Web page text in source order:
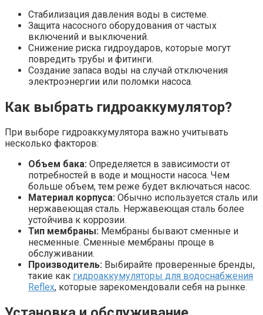
Стабилизация давления воды в системе.
Защита насосного оборудования от частых
включений и выключений.
Снижение риска гидроударов, которые могут
повредить трубы и фитинги.
Создание запаса воды на случай отключения
электроэнергии или поломки насоса.
Как выбрать гидроаккумулятор?
При выборе гидроаккумулятора важно учитывать
несколько факторов:
Объем бака: Определяется в зависимости от
потребностей в воде и мощности насоса. Чем
больше объем, тем реже будет включаться насос.
Материал корпуса: Обычно используется сталь или
нержавеющая сталь. Нержавеющая сталь более
устойчива к коррозии.
Тип мембраны: Мембраны бывают сменные и
несменные. Сменные мембраны проще в
обслуживании.
Производитель: Выбирайте проверенные бренды,
такие как гидроаккумуляторы для водоснабжения
Reflex, которые зарекомендовали себя на рынке.